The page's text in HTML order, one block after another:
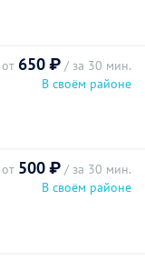
от 650 ₽ / за 30 мин.
В своём районе
от 500 ₽ / за 30 мин.
В своём районе